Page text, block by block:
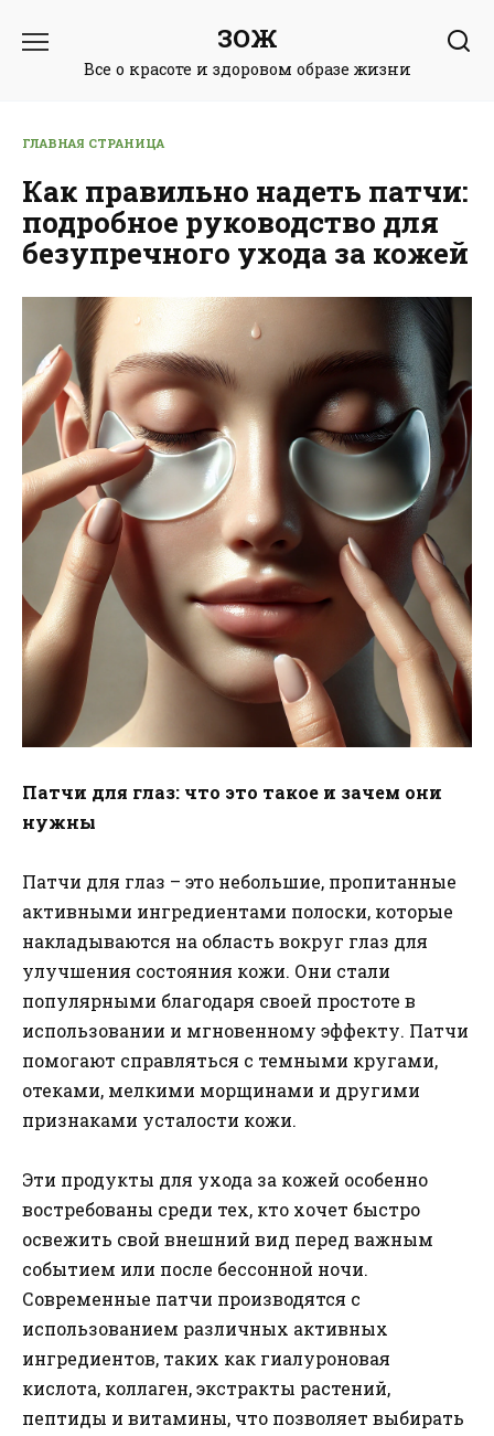
содержанию
ЗОЖ
Все о красоте и здоровом образе жизни
ГЛАВНАЯ СТРАНИЦА
Как правильно надеть патчи:
подробное руководство для
безупречного ухода за кожей
Патчи для глаз: что это такое и зачем они
нужны
Патчи для глаз – это небольшие, пропитанные
активными ингредиентами полоски, которые
накладываются на область вокруг глаз для
улучшения состояния кожи. Они стали
популярными благодаря своей простоте в
использовании и мгновенному эффекту. Патчи
помогают справляться с темными кругами,
отеками, мелкими морщинами и другими
признаками усталости кожи.
Эти продукты для ухода за кожей особенно
востребованы среди тех, кто хочет быстро
освежить свой внешний вид перед важным
событием или после бессонной ночи.
Современные патчи производятся с
использованием различных активных
ингредиентов, таких как гиалуроновая
кислота, коллаген, экстракты растений,
пептиды и витамины, что позволяет выбирать